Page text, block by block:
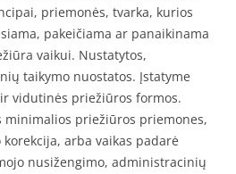
priemonės, tvarka, kurios
pakeičiama ar panaikinama
vaikui. Nustatytos,
taikymo nuostatos. Įstatyme
vidutinės priežiūros formos.
priežiūros priemones,
arba vaikas padarė
nusižengimo, administracinių